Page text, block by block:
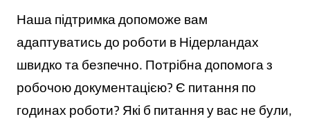
Наша підтримка допоможе вам
адаптуватись до роботи в Нідерландах
швидко та безпечно. Потрібна допомога з
робочою документацією? Є питання по
годинах роботи? Які б питання у вас не були,